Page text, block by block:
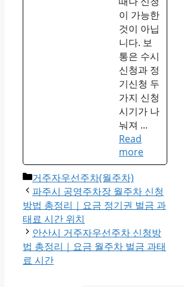
이 가능한
것이 아닙
니다. 보
통은 수시
신청과 정
기신청 두
가지 신청
시기가 나
눠져 ...
Read
more
Categories
거주자우선주차(월주차)
파주시 공영주차장 월주차 신청
방법 총정리｜요금 정기권 벌금 과
태료 시간 위치
안산시 거주자우선주차 신청방
법 총정리｜요금 월주차 벌금 과태
료 시간